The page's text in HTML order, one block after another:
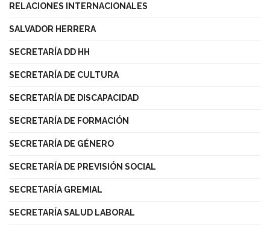
RELACIONES INTERNACIONALES
SALVADOR HERRERA
SECRETARÍA DD HH
SECRETARÍA DE CULTURA
SECRETARÍA DE DISCAPACIDAD
SECRETARÍA DE FORMACIÓN
SECRETARÍA DE GÉNERO
SECRETARÍA DE PREVISIÓN SOCIAL
SECRETARÍA GREMIAL
SECRETARÍA SALUD LABORAL